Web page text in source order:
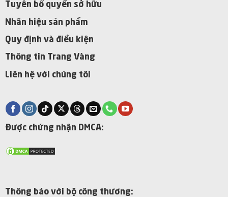
Tuyên bố quyền sở hữu
Nhãn hiệu sản phẩm
Quy định và điều kiện
Thông tin Trang Vàng
Liên hệ với chúng tôi
Được chứng nhận DMCA:
Thông báo với bộ công thương: